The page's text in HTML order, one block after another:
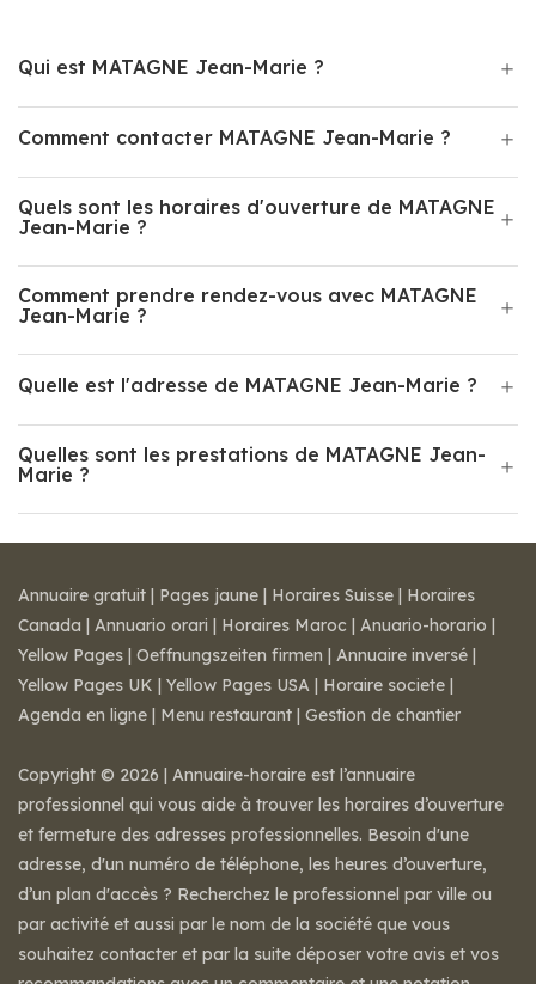
Qui est MATAGNE Jean-Marie ?
Comment contacter MATAGNE Jean-Marie ?
Quels sont les horaires d'ouverture de MATAGNE
Jean-Marie ?
Comment prendre rendez-vous avec MATAGNE
Jean-Marie ?
Quelle est l'adresse de MATAGNE Jean-Marie ?
Quelles sont les prestations de MATAGNE Jean-
Marie ?
Annuaire gratuit | Pages jaune | Horaires Suisse | Horaires
Canada | Annuario orari | Horaires Maroc | Anuario-horario |
Yellow Pages | Oeffnungszeiten firmen | Annuaire inversé |
Yellow Pages UK | Yellow Pages USA | Horaire societe |
Agenda en ligne | Menu restaurant | Gestion de chantier
Copyright © 2026 | Annuaire-horaire est l’annuaire
professionnel qui vous aide à trouver les horaires d’ouverture
et fermeture des adresses professionnelles. Besoin d'une
adresse, d'un numéro de téléphone, les heures d’ouverture,
d’un plan d'accès ? Recherchez le professionnel par ville ou
par activité et aussi par le nom de la société que vous
souhaitez contacter et par la suite déposer votre avis et vos